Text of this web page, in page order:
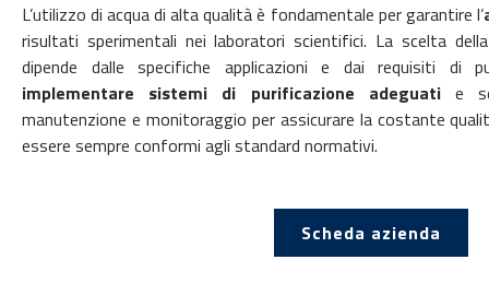
L’utilizzo di acqua di alta qualità è fondamentale per garantire l’
risultati sperimentali nei laboratori scientifici. La scelta
dipende dalle specifiche applicazioni e dai requisiti di
implementare sistemi di purificazione adeguatie
manutenzione e monitoraggio per assicurare la costante
essere sempre conformi agli standard normativi.
Scheda azienda